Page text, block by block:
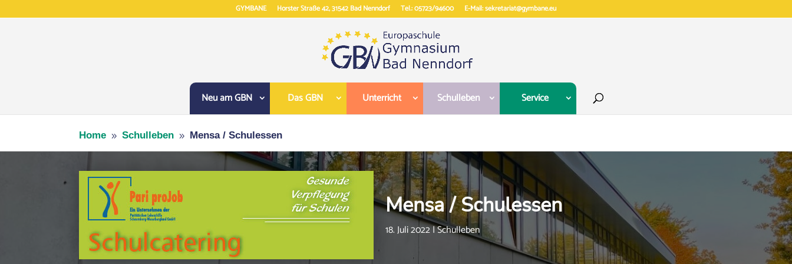
GYMBANE Horster Straße 42, 31542 Bad Nenndorf Tel.: 05723/94600 E-Mail: sekretariat@gymbane.eu
Neu am GBN Das GBN Unterricht Schulleben Service
Home 9 Schulleben 9 Mensa / Schulessen
Mensa / Schulessen
18. Juli 2022|Schulleben